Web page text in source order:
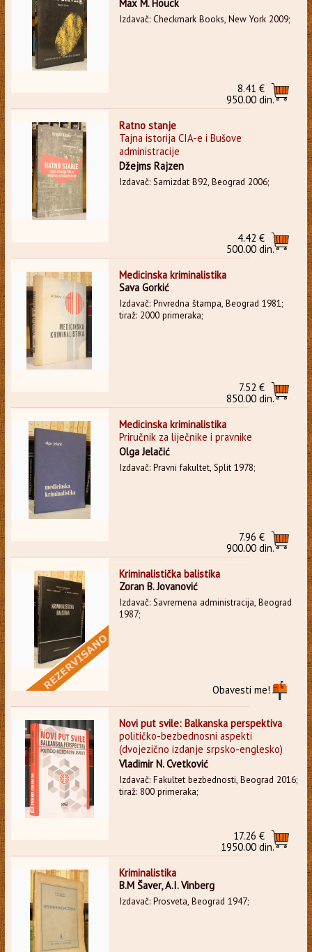
Max M. Houck
Izdavač: Checkmark Books, New York 2009;
8.41 €
950.00 din.
Ratno stanje
Tajna istorija CIA-e i Bušove
administracije
Džejms Rajzen
Izdavač: Samizdat B92, Beograd 2006;
4.42 €
500.00 din.
Medicinska kriminalistika
Sava Gorkić
Izdavač: Privredna štampa, Beograd 1981;
tiraž: 2000 primeraka;
7.52 €
850.00 din.
Medicinska kriminalistika
Priručnik za liječnike i pravnike
Olga Jelačić
Izdavač: Pravni fakultet, Split 1978;
7.96 €
900.00 din.
Kriminalistička balistika
Zoran B. Jovanović
Izdavač: Savremena administracija, Beograd
1987;
Obavesti me!
Novi put svile: Balkanska perspektiva
političko-bezbednosni aspekti
(dvojezično izdanje srpsko-englesko)
Vladimir N. Cvetković
Izdavač: Fakultet bezbednosti, Beograd 2016;
tiraž: 800 primeraka;
17.26 €
1950.00 din.
Kriminalistika
B.M Šaver, A.I. Vinberg
Izdavač: Prosveta, Beograd 1947;